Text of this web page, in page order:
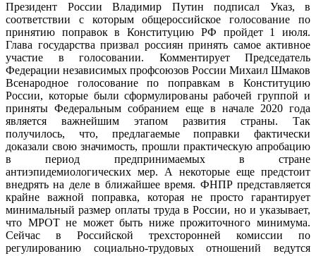
Президент России Владимир Путин подписал Указ, в
соответствии с которым общероссийское голосование по
принятию поправок в Конституцию РФ пройдет 1 июля.
Глава государства призвал россиян принять самое активное
участие в голосовании. Комментирует Председатель
Федерации независимых профсоюзов России Михаил Шмаков
Всенародное голосование по поправкам в Конституцию
России, которые были сформулированы рабочей группой и
приняты Федеральным собранием еще в начале 2020 года
является важнейшим этапом развития страны. Так
получилось, что, предлагаемые поправки фактически
доказали свою значимость, прошли практическую апробацию
в период предпринимаемых в стране
антиэпидемиологических мер. А некоторые еще предстоит
внедрять на деле в ближайшее время. ФНПР представляется
крайне важной поправка, которая не просто гарантирует
минимальный размер оплаты труда в России, но и указывает,
что МРОТ не может быть ниже прожиточного минимума.
Сейчас в Российской трехсторонней комиссии по
регулированию социально-трудовых отношений ведутся